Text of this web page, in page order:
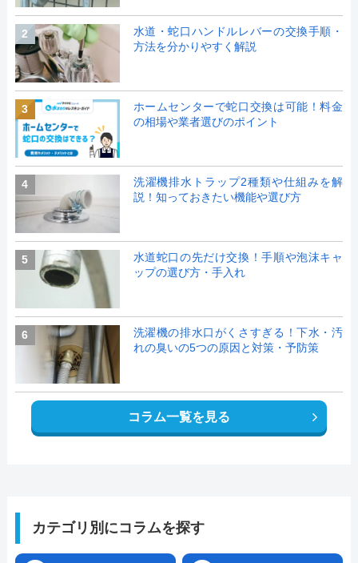
2
水道・蛇口ハンドルレバーの交換手順・
方法を分かりやすく解説
3
ホームセンターで蛇口交換は可能！料金
の相場や業者選びのポイント
4
洗濯機排水トラップ2種類や仕組みを解
説！知っておきたい機能や選び方
5
水道蛇口の先だけ交換！手順や泡沫キャ
ップの選び方・手入れ
6
洗濯機の排水口がくさすぎる！下水・汚
れの臭いの5つの原因と対策・予防策
コラム一覧を見る
カテゴリ別にコラムを探す